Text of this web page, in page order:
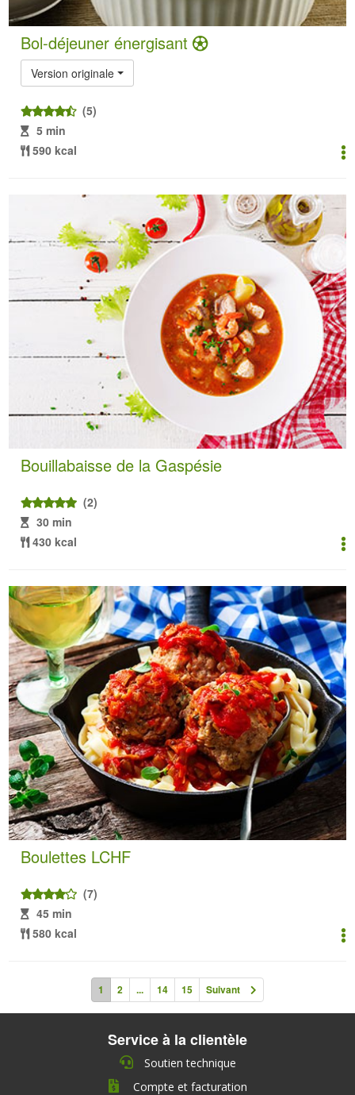
Bol-déjeuner énergisant
Version originale
(5)
5 min
590 kcal
Bouillabaisse de la Gaspésie
(2)
30 min
430 kcal
Boulettes LCHF
(7)
45 min
580 kcal
1 2 ... 14 15 Suivant
Service à la clientèle
Soutien technique
Compte et facturation